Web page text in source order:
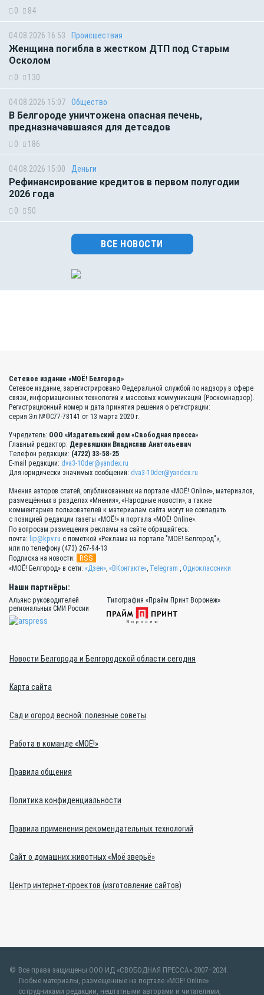
0 84
04.08.2026 16:53 Происшествия
Женщина погибла в жестком ДТП под Старым
Осколом
0 130
04.08.2026 15:07 Общество
В Белгороде уничтожена опасная печень,
предназначавшаяся для детсадов
0 186
04.08.2026 15:00 Деньги
Рефинансирование кредитов в первом полугодии
2026 года
0 50
ВСЕ НОВОСТИ
Сетевое издание «МОЁ! Белгород»
Сетевое издание, зарегистрировано Федеральной службой по надзору в сфере
связи, информационных технологий и массовых коммуникаций (Роскомнадзор).
Регистрационный номер и дата принятия решения о регистрации:
серия Эл №ФС77-78141 от 13 марта 2020 г.
Учредитель: ООО «Издательский дом «Свободная пресса»
Главный редактор: Деревяшкин Владислав Анатольевич
Телефон редакции: (4722) 33-58-25
E-mail редакции: dva3-10der@yandex.ru
Для юридически значимых сообщений: dva3-10der@yandex.ru
Мнения авторов статей, опубликованных на портале «МОЁ! Online», материалов,
размещённых в разделах «Мнения», «Народные новости», а также
комментариев пользователей к материалам сайта могут не совпадать
с позицией редакции газеты «МОЁ!» и портала «МОЁ! Online».
По вопросам размещения рекламы на сайте обращайтесь:
почта: lip@kpv.ru с пометкой «Реклама на портале "МОЁ! Белгород"»,
или по телефону (473) 267-94-13
Подписка на новости:
RSS
«МОЁ! Белгород» в сети: «Дзен» «ВКонтакте» Telegram Одноклассники
Наши партнёры:
Альянс руководителей
региональных СМИ России
Типография «Прайм Принт Воронеж»
Новости Белгорода и Белгородской области сегодня
Карта сайта
Сад и огород весной: полезные советы
Работа в команде «МОЁ!»
Правила общения
Политика конфиденциальности
Правила применения рекомендательных технологий
Сайт о домашних животных «Моё зверьё»
Центр интернет-проектов (изготовление сайтов)
Все права защищены ООО ИД «СВОБОДНАЯ ПРЕССА» 2007–2024.
Любые материалы, размещенные на портале «МОЁ! Online»
сотрудниками редакции, нештатными авторами и читателями,